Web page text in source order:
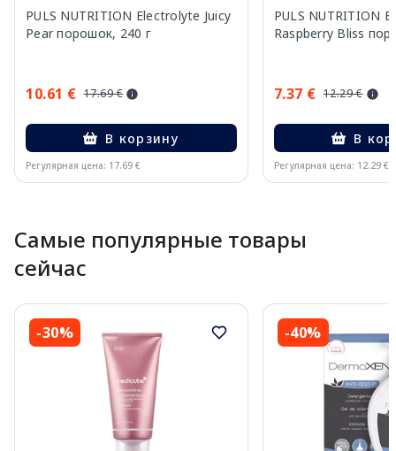
PULS NUTRITION Electrolyte Juicy
Pear порошок, 240 г
10.61 € 17.69 €
В корзину
Регулярная цена: 17.69 €
PULS NUTRITION
Raspberry Bliss
7.37 € 12.29 €
В
Регулярная цена: 12.29 €
Самые популярные товары
сейчас
-30% -40%